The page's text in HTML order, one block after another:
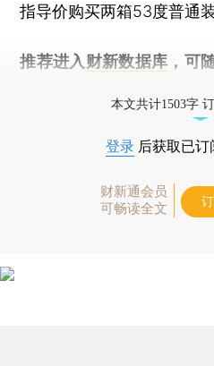
指导价购买两箱53度普通
推荐进入 财新数据库 ，可
本文共计1503字
登录 后获取已
财新通会员
可畅读全文